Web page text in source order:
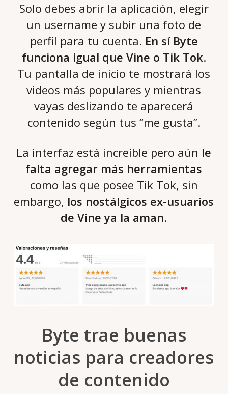
Solo debes abrir la aplicación, elegir
un username y subir una foto de
perfil para tu cuenta. En sí Byte
funciona igual que Vine o Tik Tok.
Tu pantalla de inicio te mostrará los
videos más populares y mientras
vayas deslizando te aparecerá
contenido según tus “me gusta”.
La interfaz está increíble pero aún le
falta agregar más herramientas
como las que posee Tik Tok, sin
embargo, los nostálgicos ex-usuarios
de Vine ya la aman.
Byte trae buenas
noticias para creadores
de contenido